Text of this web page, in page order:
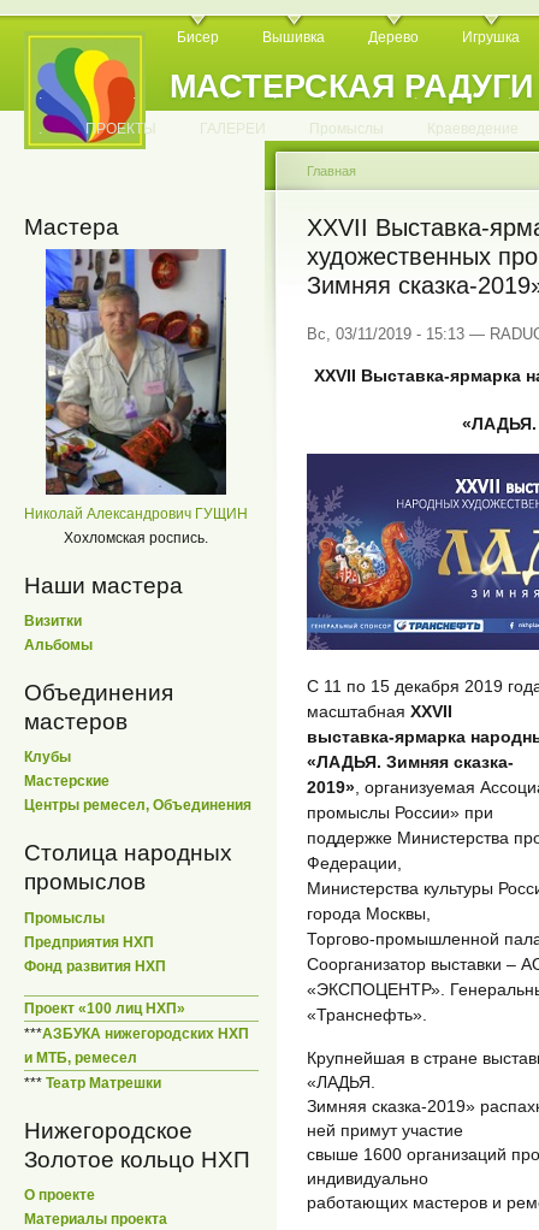
МАСТЕРСКАЯ РАДУГИ
Бисер Вышивка Дерево Игрушка
. . . . . . . . . . .
. ПРОЕКТЫ ГАЛЕРЕИ Промыслы Краеведение
Мастера
Николай Александрович ГУЩИН
Хохломская роспись.
Наши мастера
Визитки
Альбомы
Объединения
мастеров
Клубы
Мастерские
Центры ремесел, Объединения
Столица народных
промыслов
Промыслы
Предприятия НХП
Фонд развития НХП
Проект «100 лиц НХП»
***АЗБУКА нижегородских НХП
и МТБ, ремесел
*** Театр Матрешки
Нижегородское
Золотое кольцо НХП
О проекте
Материалы проекта
Главная
XXVII Выставка-
художественных
Зимняя сказка-
Вс, 03/11/2019 - 15:13 —
XXVII Выставка-ярмарка
«ЛАДЬЯ.
С 11 по 15 декабря 2019
масштабная XXVII
выставка-ярмарка
«ЛАДЬЯ. Зимняя сказка-
2019» , организуемая
промыслы России» при
поддержке Министерства
Федерации,
Министерства культуры
города Москвы,
Торгово-промышленной
Соорганизатор выставки –
«ЭКСПОЦЕНТР».
«Транснефть».
Крупнейшая в стране
«ЛАДЬЯ.
Зимняя сказка-2019»
ней примут участие
свыше 1600 организаций
индивидуально
работающих мастеров и